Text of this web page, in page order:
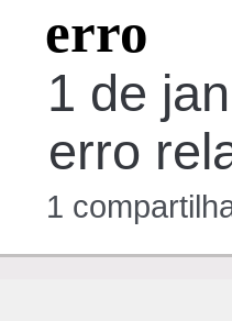
erro
1 de
erro
1